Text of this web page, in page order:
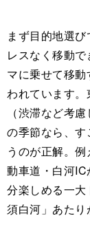
まず目的地選
レスなく移動
マに乗せて移
われています
（渋滞など考
の季節なら、
うのが正解。
動車道・白河
分楽しめる一
須白河」あたり